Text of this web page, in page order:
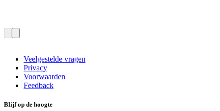
Veelgestelde vragen
Privacy
Voorwaarden
Feedback
Blijf op de hoogte